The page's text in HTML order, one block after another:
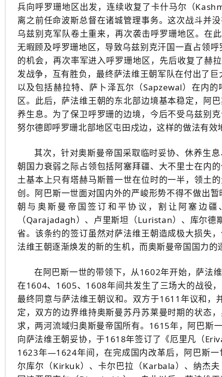
兵向呼罗珊地区出发，连续收复了卡什马尔（
离之前任命波斯总督在诸城管理事务。这次战斗并
乌兹别克军队卷土重来，再次袭击呼罗珊地区。在
无暇顾及呼罗珊地区，导致乌兹别克汗国一直占领
的机会，再次率军进入呼罗珊地区，先后收复了赫
发战争，互有胜负，最终萨法维王朝军队在付出了
以及包括赫拉特、萨卜泽瓦尔（Sapzewal）在内
区。此后，萨法维王朝的东北部边境基本稳定，阿
养生息。为了保卫呼罗珊的边境，今后不受乌兹别
努尔德即呼罗珊北部地区屯田戍边，这样的做法有
其次，针对奥斯曼帝国采取临时妥协、休养生
朝国力衰弱之际占领包括阿塞拜疆、大不里士在内
土基本上只有塔赫马斯普一世在位时的一半，领土
创。阿巴斯一世面对国内外的严峻形势不得不做出
朝与奥斯曼帝国签订和平协议，割让阿塞边
（Qarajadagh）、卢里斯坦（Luristan）、库尔
省。该条约的签订虽然对萨法维王朝造成极大损失
法维王朝逐渐焕发的新的生机，而奥斯曼帝国国力
在阿巴斯一世的带领下，从1602年开始，萨法
在1604、1605、1608年间共发生了三场大的战役
最终同意与萨法维王朝议和。双方于1611年议和
定，双方的边界维持奥斯曼苏丹苏莱曼时期的状态
求，两河流域归奥斯曼帝国所有。1615年，阿巴斯
向萨法维王朝妥协，于1618年签订了《厄里凡（
1623年—1624年间，在完成国内改革后，阿巴斯
尔库尔（Kirkuk）、卡尔巴拉（Karbala）、纳杰